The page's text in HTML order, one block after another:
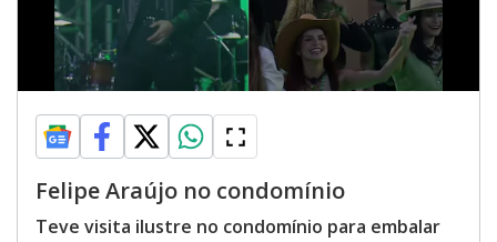
Felipe Araújo no condomínio
Teve visita ilustre no condomínio para embalar